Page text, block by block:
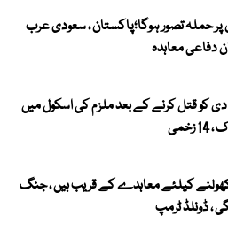
پر حملہ تصور ہوگا؛پاکستان ، سعودی عرب
دفاعی معاہدہ
کو قتل کرنے کے بعد ملزم کی اسکول میں
کھولنے کیلئے معاہدے کے قریب ہیں ، جنگ
، ڈونلڈ ٹرمپ